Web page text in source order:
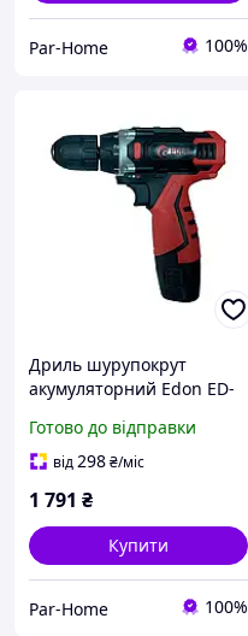
Par-Home 100%
Дриль шурупокрут
акумуляторний Edon ED-
інструментів
Готово до відправки
від298₴/міс
1 791 ₴
Купити
Par-Home 100%